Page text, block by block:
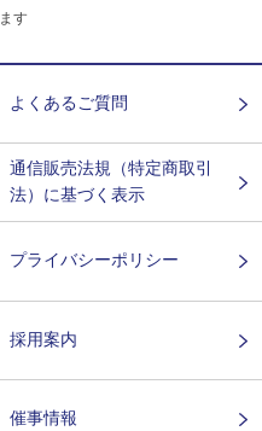
ます
よくあるご質問
通信販売法規（特定商取引
法）に基づく表示
プライバシーポリシー
採用案内
催事情報